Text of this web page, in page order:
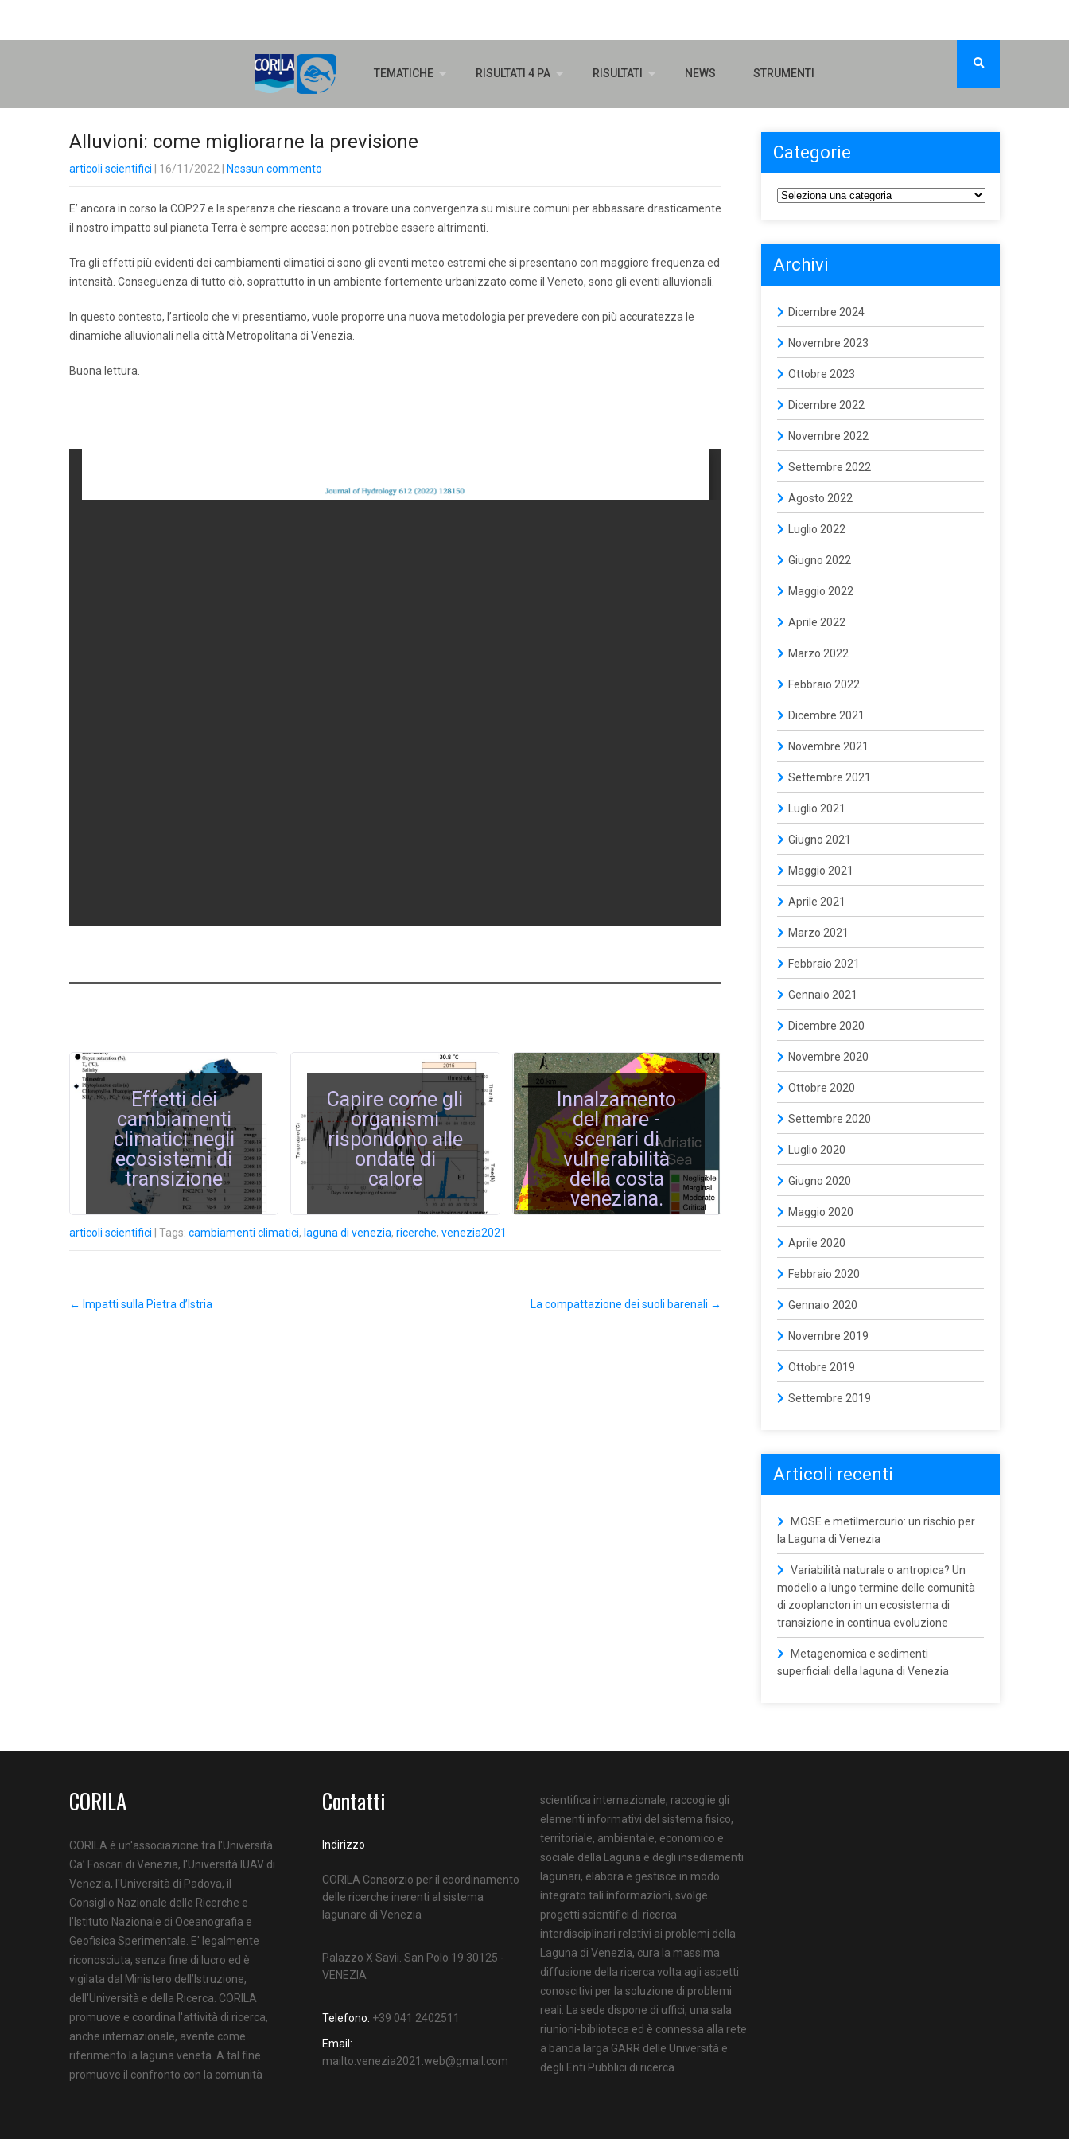
TEMATICHE RISULTATI 4 PA RISULTATI NEWS STRUMENTI
Alluvioni: come migliorarne la previsione
articoli scientifici | 16/11/2022 Nessun commento
E’ ancora in corso la COP27 e la speranza che riescano a trovare una convergenza su misure comuni per abbassare drasticamente
il nostro impatto sul pianeta Terra è sempre accesa: non potrebbe essere altrimenti.
Tra gli effetti più evidenti dei cambiamenti climatici ci sono gli eventi meteo estremi che si presentano con maggiore frequenza ed
intensità. Conseguenza di tutto ciò, soprattutto in un ambiente fortemente urbanizzato come il Veneto, sono gli eventi alluvionali.
In questo contesto, l’articolo che vi presentiamo, vuole proporre una nuova metodologia per prevedere con più accuratezza le
dinamiche alluvionali nella città Metropolitana di Venezia.
Buona lettura.
Effetti dei
cambiamenti
climatici negli
ecosistemi di
transizione
Capire come gli
organismi
rispondono alle
ondate di
calore
Innalzamento
del mare -
scenari di
vulnerabilità
della costa
veneziana.
articoli scientifici | Tags: cambiamenti climatici, laguna di venezia, ricerche, venezia2021
← Impatti sulla Pietra d’Istria La compattazione dei suoli barenali →
Categorie
Archivi
Dicembre 2024
Novembre 2023
Ottobre 2023
Dicembre 2022
Novembre 2022
Settembre 2022
Agosto 2022
Luglio 2022
Giugno 2022
Maggio 2022
Aprile 2022
Marzo 2022
Febbraio 2022
Dicembre 2021
Novembre 2021
Settembre 2021
Luglio 2021
Giugno 2021
Maggio 2021
Aprile 2021
Marzo 2021
Febbraio 2021
Gennaio 2021
Dicembre 2020
Novembre 2020
Ottobre 2020
Settembre 2020
Luglio 2020
Giugno 2020
Maggio 2020
Aprile 2020
Febbraio 2020
Gennaio 2020
Novembre 2019
Ottobre 2019
Settembre 2019
Articoli recenti
MOSE e metilmercurio: un rischio per
la Laguna di Venezia
Variabilità naturale o antropica? Un
modello a lungo termine delle comunità
di zooplancton in un ecosistema di
transizione in continua evoluzione
Metagenomica e sedimenti
superficiali della laguna di Venezia
CORILA
CORILA è un'associazione tra l'Università
Ca’ Foscari di Venezia, l'Università IUAV di
Venezia, l'Università di Padova, il
Consiglio Nazionale delle Ricerche e
l’Istituto Nazionale di Oceanografia e
Geofisica Sperimentale. E' legalmente
riconosciuta, senza fine di lucro ed è
vigilata dal Ministero dell’Istruzione,
dell'Università e della Ricerca. CORILA
promuove e coordina l'attività di ricerca,
anche internazionale, avente come
riferimento la laguna veneta. A tal fine
promuove il confronto con la comunità
scientifica internazionale, raccoglie gli
elementi informativi del sistema fisico,
territoriale, ambientale, economico e
sociale della Laguna e degli insediamenti
lagunari, elabora e gestisce in modo
integrato tali informazioni, svolge
progetti scientifici di ricerca
interdisciplinari relativi ai problemi della
Laguna di Venezia, cura la massima
diffusione della ricerca volta agli aspetti
conoscitivi per la soluzione di problemi
reali. La sede dispone di uffici, una sala
riunioni-biblioteca ed è connessa alla rete
a banda larga GARR delle Università e
degli Enti Pubblici di ricerca.
Contatti
Indirizzo
CORILA Consorzio per il coordinamento
delle ricerche inerenti al sistema
lagunare di Venezia
Palazzo X Savii. San Polo 19 30125 -
VENEZIA
Telefono: +39 041 2402511
Email:
mailto:venezia2021.web@gmail.com